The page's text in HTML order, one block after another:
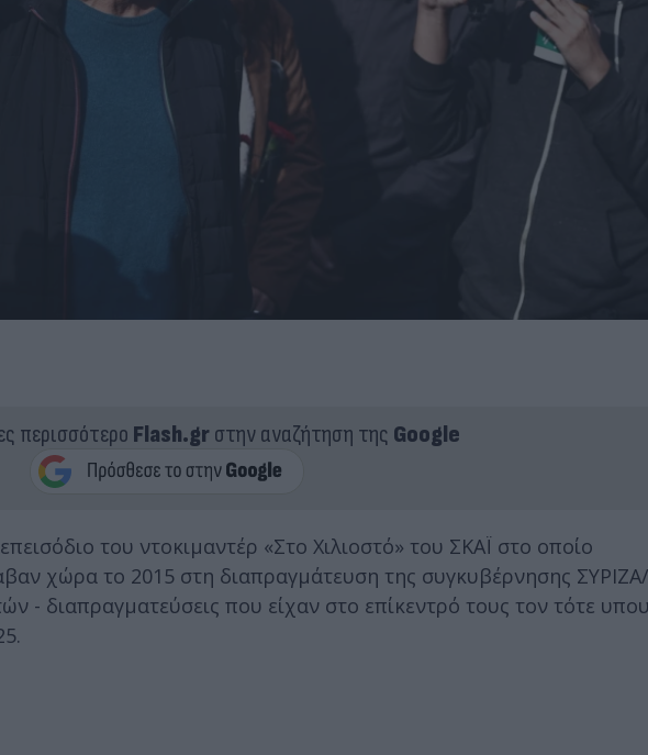
περισσότερο Flash.grστην αναζήτηση της Google
του ντοκιμαντέρ «Στο Χιλιοστό» του ΣΚΑΪ στο οποίο
χώρα το 2015 στη διαπραγμάτευση της συγκυβέρνησης ΣΥΡΙΖΑ/
- διαπραγματεύσεις που είχαν στο επίκεντρό τους τον τότε